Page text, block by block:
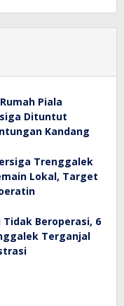
Piala
Dituntut
Kandang
Trenggalek
Lokal, Target
Tidak Beroperasi, 6
Terganjal